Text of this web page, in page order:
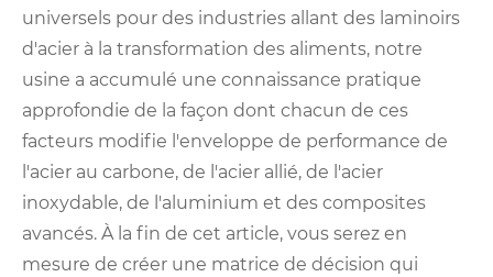
universels pour des industries allant des laminoirs
d'acier à la transformation des aliments, notre
usine a accumulé une connaissance pratique
approfondie de la façon dont chacun de ces
facteurs modifie l'enveloppe de performance de
l'acier au carbone, de l'acier allié, de l'acier
inoxydable, de l'aluminium et des composites
avancés. À la fin de cet article, vous serez en
mesure de créer une matrice de décision qui